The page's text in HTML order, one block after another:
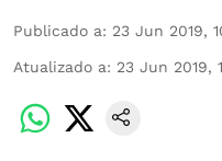
Publicado a: 23 Jun 2019,
Atualizado a: 23 Jun 2019,